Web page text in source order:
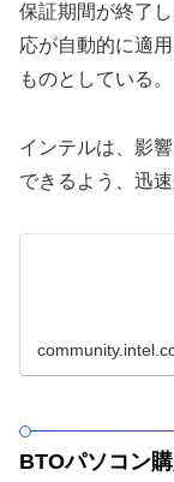
保証期間が終了
応が自動的に適
ものとしている。
インテルは、影
できるよう、迅
BTOパソコン